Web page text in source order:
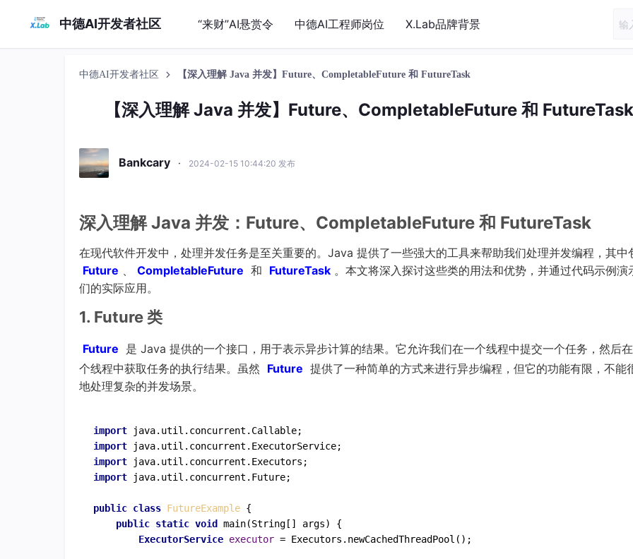
中德AI开发者社区 “来财”AI悬赏令 中德AI工程师岗位 X.Lab品牌背景
中德AI开发者社区 【深入理解 Java 并发】Future、CompletableFuture 和 FutureTask
【深入理解 Java 并发】Future、CompletableFuture 和 FutureTask
Bankcary · 2024-02-15 10:44:20 发布
深入理解 Java 并发：Future、CompletableFuture 和 FutureTask
在现代软件开发中，处理并发任务是至关重要的。Java 提供了一些强大的工具来帮助我们处理并发编程，其中
Future 、 CompletableFuture 和 FutureTask 。本文将深入探讨这些类的用法和优势，并通过代码示例演
们的实际应用。
1. Future 类
Future 是 Java 提供的一个接口，用于表示异步计算的结果。它允许我们在一个线程中提交一个任务，然后
个线程中获取任务的执行结果。虽然 Future 提供了一种简单的方式来进行异步编程，但它的功能有限，不能
地处理复杂的并发场景。
import
import
import
import java.util.concurrent.Future;
public class FutureExample {
public static void main(String[] args)
{
ExecutorService executor = Executors.newCachedThreadPool();